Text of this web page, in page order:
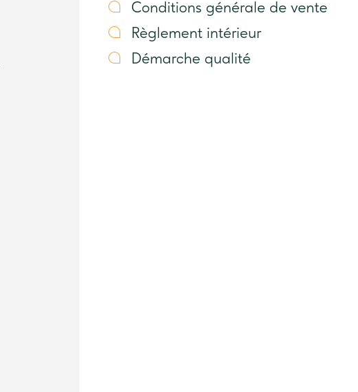
Conditions générale de vente
Règlement intérieur
Démarche qualité